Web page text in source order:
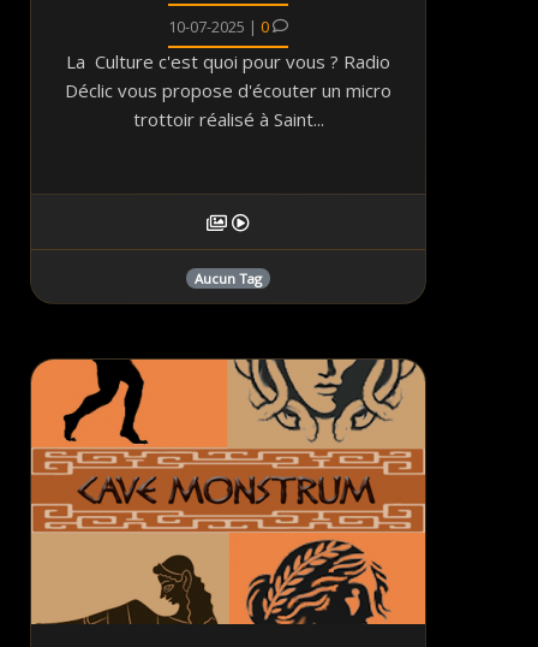
10-07-2025 | 0
La Culture c'est quoi pour vous ? Radio
Déclic vous propose d'écouter un micro
trottoir réalisé à Saint...
Aucun Tag